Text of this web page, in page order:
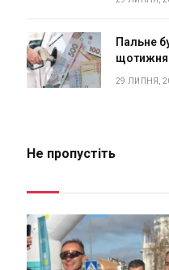
Пальне
щотижня
29 ЛИПНЯ,
Не пропустіть